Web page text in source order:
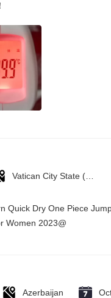
Quick Dry One Piece
Women 2023@
Azerbaijan